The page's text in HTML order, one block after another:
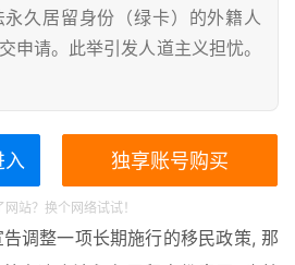
久居留身份（绿卡）的外籍人
申请。此举引发人道主义担忧。
入 独享账号购买
网站？换个网络试试！
调整一项长期施行的移民政策, 那